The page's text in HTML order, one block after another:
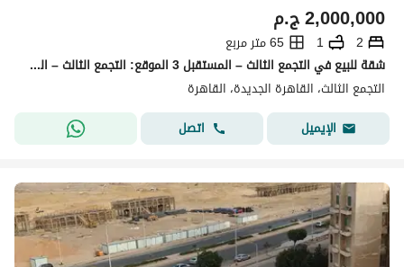
ج.م2,000,000
2
1
65 متر مربع
شقة للبيع في التجمع الثالث – المستقبل 3 الموقع: التجمع الثالث – المستقبل 3 المساحة: 65 م² الدور الثالث (وليس الأخير)
التجمع الثالث، القاهرة الجديدة، القاهرة
الإيميل
اتصل